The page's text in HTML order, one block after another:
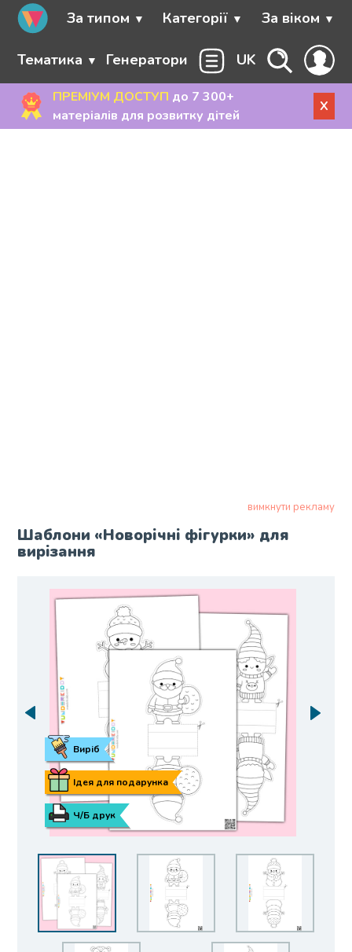
За типом Категорії За віком
Тематика Генератори UK
ПРЕМІУМ ДОСТУП до 7 300+
матеріалів для розвитку дітей
X
вимкнути рекламу
Шаблони «Новорічні фігурки» для
вирізання
Ч/Б друк
Ідея для подарунка
Виріб